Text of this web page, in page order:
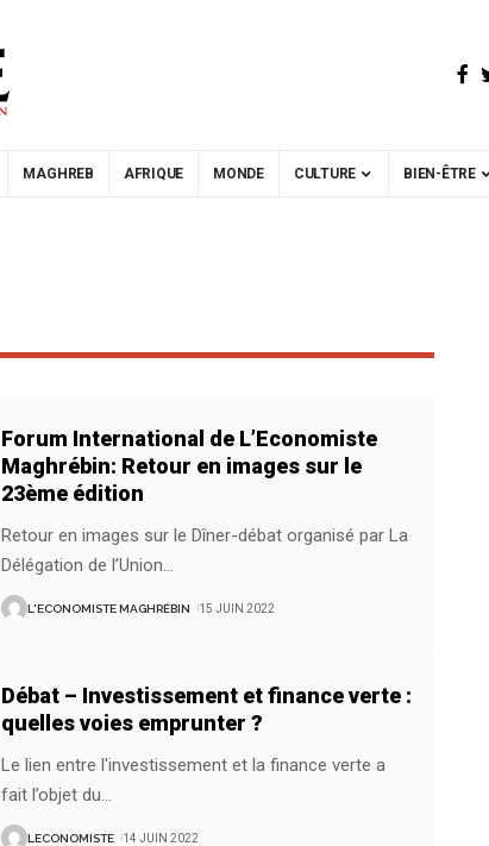
MAGHREB AFRIQUE MONDE CULTURE BIEN-ÊTRE
Forum International de L’Economiste
Maghrébin: Retour en images sur le
23ème édition
Retour en images sur le Dîner-débat organisé par La
Délégation de l’Union…
L'ECONOMISTE MAGHRÉBIN 15 JUIN 2022
Débat – Investissement et finance verte :
quelles voies emprunter ?
Le lien entre l'investissement et la finance verte a
fait l’objet du…
LECONOMISTE 14 JUIN 2022